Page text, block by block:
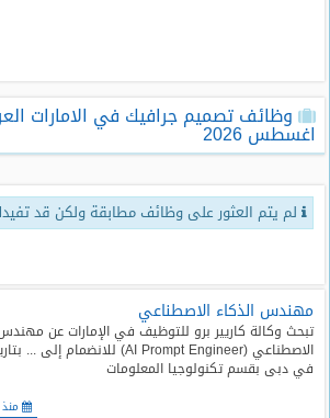
تصفح
الوظائف
وظائف
اليوم
اليوم
وظائف
مصر
اليوم
وظائف تصميم جرافيك في الامارات
اغسطس 2026
لم يتم العثور على وظائف مطابقة ولكن قد
مهندس الذكاء الاصطناعي
تبحث وكالة كاريير برو للتوظيف في الإمارات عن
في دبى بقسم تكنولوجيا المعلومات
منذ 104 يوم